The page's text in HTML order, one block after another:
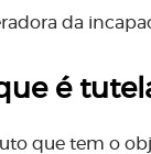
da
é
que tem o